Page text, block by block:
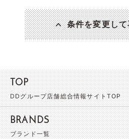
条件を変更し
TOP
DDグループ店舗総合情報サイトTOP
BRANDS
ブランド一覧